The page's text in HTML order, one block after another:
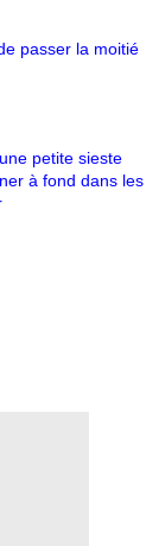
passer la moitié
petite sieste
à fond dans les